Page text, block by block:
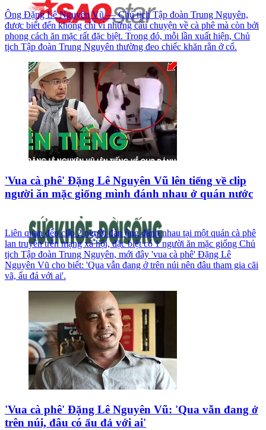
Ông Đặng Lê Nguyên Vũ — Chủ tịch Tập đoàn Trung Nguyên,
được biết đến không chỉ vì những câu chuyện về cà phê mà còn bởi
phong cách ăn mặc rất đặc biệt. Trong đó, mỗi lần xuất hiện, Chủ
tịch Tập đoàn Trung Nguyên thường đeo chiếc khăn rằn ở cổ.
'Vua cà phê' Đặng Lê Nguyên Vũ lên tiếng về clip
người ăn mặc giống mình đánh nhau ở quán nước
Liên quan đến clip 2 người đàn ông đánh nhau tại một quán cà phê
lan truyền trên mạng xã hội, đặc biệt có 1 người ăn mặc giống Chủ
tịch Tập đoàn Trung Nguyên, mới đây 'vua cà phê' Đặng Lê
Nguyên Vũ cho biết: 'Qua vẫn đang ở trên núi nên đâu tham gia cãi
vã, ẩu đả với ai'.
'Vua cà phê' Đặng Lê Nguyên Vũ: 'Qua vẫn đang ở
trên núi, đâu có ẩu đả với ai'